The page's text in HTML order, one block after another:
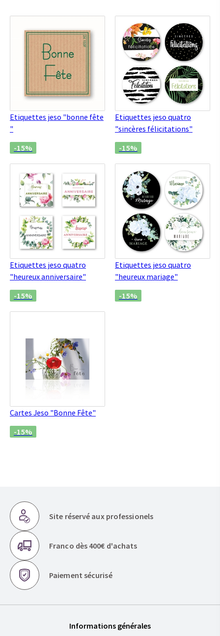
Etiquettes jeso "bonne fête
"
-15%
Etiquettes jeso quatro
"sincères félicitations"
-15%
Etiquettes jeso quatro
"heureux anniversaire"
-15%
Etiquettes jeso quatro
"heureux mariage"
-15%
Cartes Jeso "Bonne Fête"
-15%
Site réservé aux professionels
Franco dès 400€ d'achats
Paiement sécurisé
Informations générales